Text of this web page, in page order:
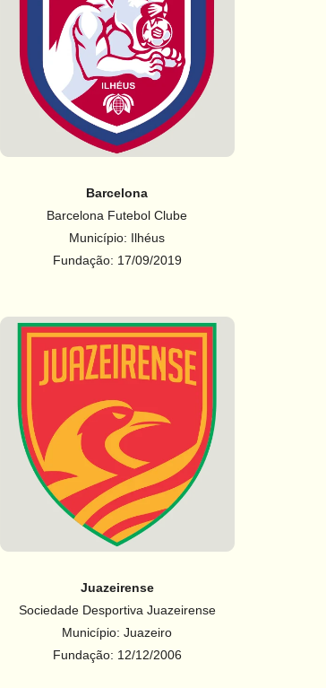
Barcelona
Barcelona Futebol Clube
Município: Ilhéus
Fundação: 17/09/2019
Juazeirense
Sociedade Desportiva Juazeirense
Município: Juazeiro
Fundação: 12/12/2006